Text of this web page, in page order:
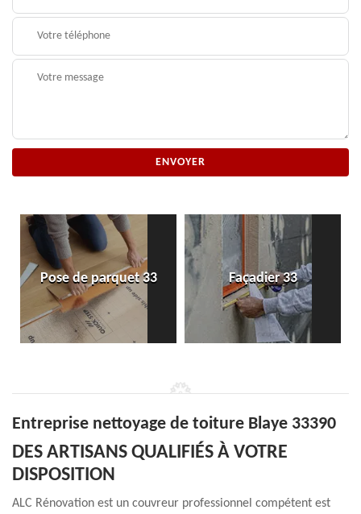
Pose de parquet 33 Façadier 33
Entreprise nettoyage de toiture Blaye 33390
DES ARTISANS QUALIFIÉS À VOTRE
DISPOSITION
ALC Rénovation est un couvreur professionnel compétent est